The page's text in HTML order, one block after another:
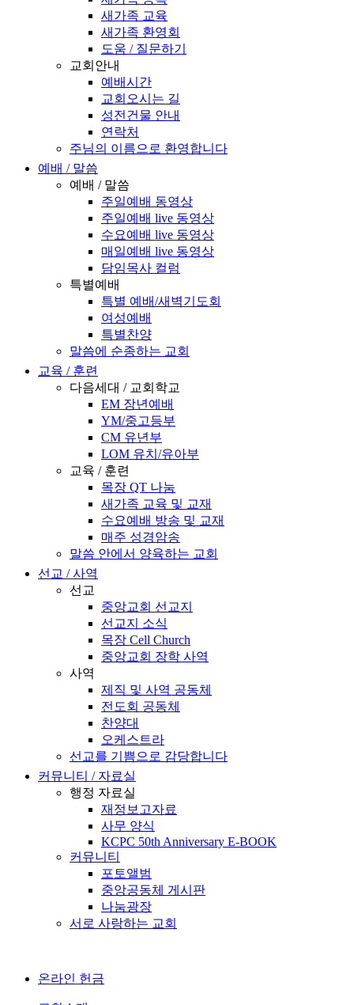
새가족 교육
새가족 환영회
도움 / 질문하기
교회안내
예배시간
교회오시는 길
성전건물 안내
연락처
주님의 이름으로 환영합니다
예배 / 말씀
예배 / 말씀
주일예배 동영상
주일예배 live 동영상
수요예배 live 동영상
매일예배 live 동영상
담임목사 컬럼
특별예배
특별 예배/새벽기도회
여성예배
특별찬양
말씀에 순종하는 교회
교육 / 훈련
다음세대 / 교회학교
EM 장년예배
YM/중고등부
CM 유년부
LOM 유치/유아부
교육 / 훈련
목장 QT 나눔
새가족 교육 및 교재
수요예배 방송 및 교재
매주 성경암송
말씀 안에서 양육하는 교회
선교 / 사역
선교
중앙교회 선교지
선교지 소식
목장 Cell Church
중앙교회 장학 사역
사역
제직 및 사역 공동체
전도회 공동체
찬양대
오케스트라
선교를 기쁨으로 감당합니다
커뮤니티 / 자료실
행정 자료실
재정보고자료
사무 양식
KCPC 50th Anniversary E-BOOK
커뮤니티
포토앨범
중앙공동체 게시판
나눔광장
서로 사랑하는 교회
온라인 헌금